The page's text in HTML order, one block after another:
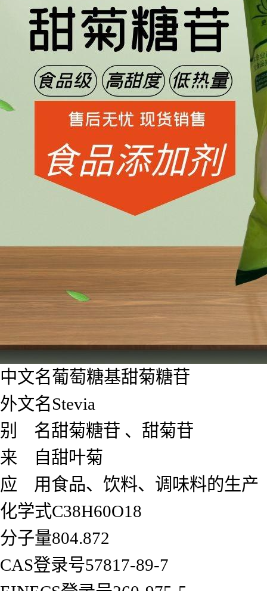
中文名葡萄糖基甜菊糖苷
外文名Stevia
别 名甜菊糖苷 、甜菊苷
来 自甜叶菊
应 用食品、饮料、调味料的生产
化学式C38H60O18
分子量804.872
CAS登录号57817-89-7